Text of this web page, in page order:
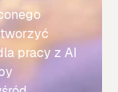
pracy z AI